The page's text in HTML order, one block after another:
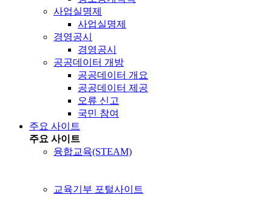
사업실명제
사업실명제
경영공시
경영공시
공공데이터 개방
공공데이터 개요
공공데이터 제공
오류 신고
국민 참여
주요 사이트
주요 사이트
융합교육(STEAM)
교육기부 포털사이트